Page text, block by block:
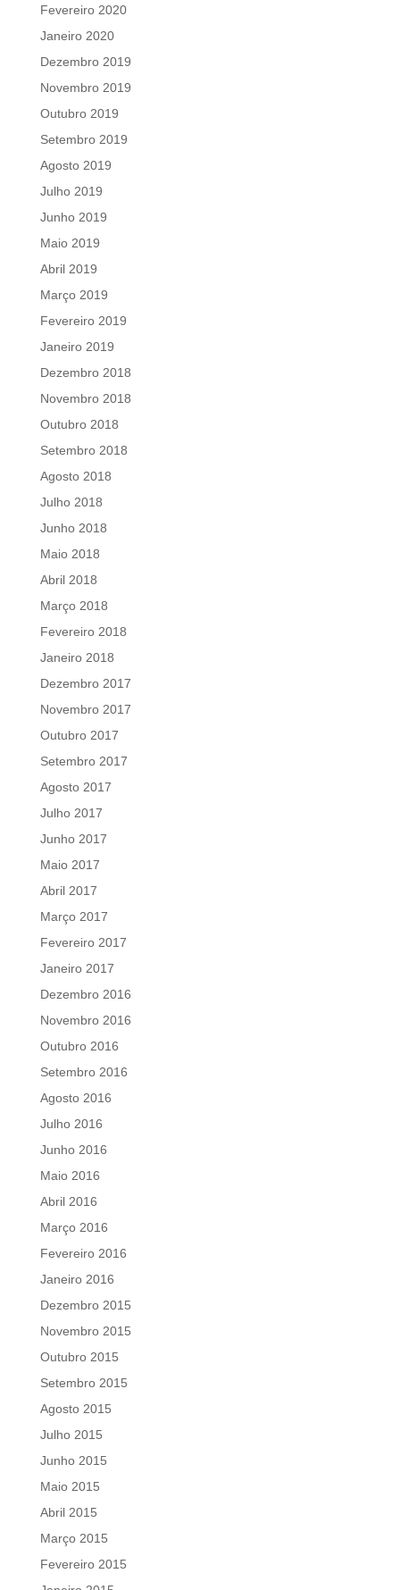
Fevereiro 2020
Janeiro 2020
Dezembro 2019
Novembro 2019
Outubro 2019
Setembro 2019
Agosto 2019
Julho 2019
Junho 2019
Maio 2019
Abril 2019
Março 2019
Fevereiro 2019
Janeiro 2019
Dezembro 2018
Novembro 2018
Outubro 2018
Setembro 2018
Agosto 2018
Julho 2018
Junho 2018
Maio 2018
Abril 2018
Março 2018
Fevereiro 2018
Janeiro 2018
Dezembro 2017
Novembro 2017
Outubro 2017
Setembro 2017
Agosto 2017
Julho 2017
Junho 2017
Maio 2017
Abril 2017
Março 2017
Fevereiro 2017
Janeiro 2017
Dezembro 2016
Novembro 2016
Outubro 2016
Setembro 2016
Agosto 2016
Julho 2016
Junho 2016
Maio 2016
Abril 2016
Março 2016
Fevereiro 2016
Janeiro 2016
Dezembro 2015
Novembro 2015
Outubro 2015
Setembro 2015
Agosto 2015
Julho 2015
Junho 2015
Maio 2015
Abril 2015
Março 2015
Fevereiro 2015